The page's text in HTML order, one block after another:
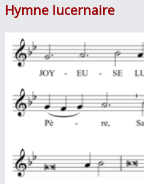
Hymne lucernaire